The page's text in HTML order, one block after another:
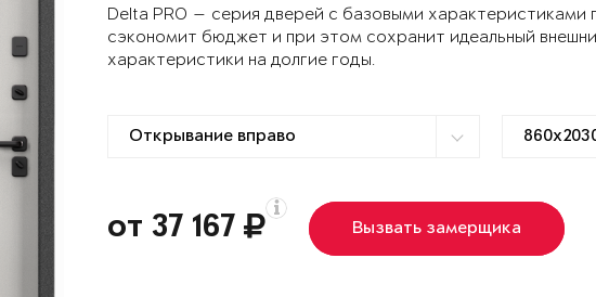
Delta PRO — серия дверей с базовыми характеристиками
сэкономит бюджет и при этом сохранит идеальный
характеристики на долгие годы.
от 37 167 Вызвать замерщика